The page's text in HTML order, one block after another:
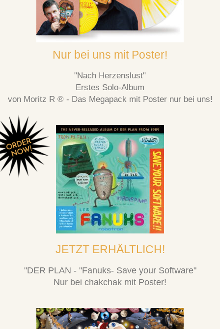
Nur bei uns mit Poster!
"Nach Herzenslust"
Erstes Solo-Album
von Moritz R ® - Das Megapack mit Poster nur bei uns!
JETZT ERHÄLTLICH!
"DER PLAN - "Fanuks- Save your Software"
Nur bei chakchak mit Poster!